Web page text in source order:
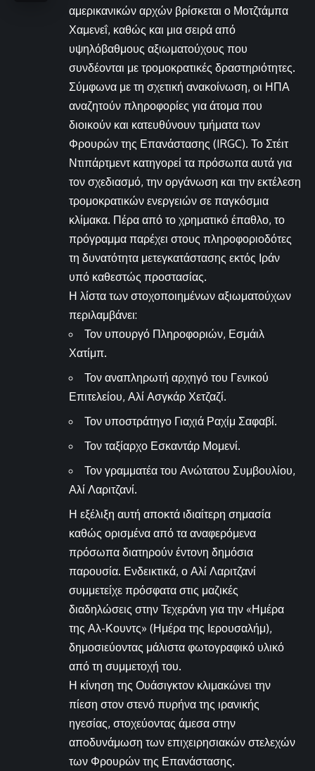
αμερικανικών αρχών βρίσκεται ο Μοτζτάμπα
Χαμενεΐ, καθώς και μια σειρά από
υψηλόβαθμους αξιωματούχους που
συνδέονται με τρομοκρατικές δραστηριότητες.
Σύμφωνα με τη σχετική ανακοίνωση, οι ΗΠΑ
αναζητούν πληροφορίες για άτομα που
διοικούν και κατευθύνουν τμήματα των
Φρουρών της Επανάστασης (IRGC). Το Στέιτ
Ντιπάρτμεντ κατηγορεί τα πρόσωπα αυτά για
τον σχεδιασμό, την οργάνωση και την εκτέλεση
τρομοκρατικών ενεργειών σε παγκόσμια
κλίμακα. Πέρα από το χρηματικό έπαθλο, το
πρόγραμμα παρέχει στους πληροφοριοδότες
τη δυνατότητα μετεγκατάστασης εκτός Ιράν
υπό καθεστώς προστασίας.
Η λίστα των στοχοποιημένων αξιωματούχων
περιλαμβάνει:
Τον υπουργό Πληροφοριών, Εσμάιλ
Χατίμπ.
Τον αναπληρωτή αρχηγό του Γενικού
Επιτελείου, Αλί Ασγκάρ Χετζαζί.
Τον υποστράτηγο Γιαχιά Ραχίμ Σαφαβί.
Τον ταξίαρχο Εσκαντάρ Μομενί.
Τον γραμματέα του Ανώτατου Συμβουλίου,
Αλί Λαριτζανί.
Η εξέλιξη αυτή αποκτά ιδιαίτερη σημασία
καθώς ορισμένα από τα αναφερόμενα
πρόσωπα διατηρούν έντονη δημόσια
παρουσία. Ενδεικτικά, ο Αλί Λαριτζανί
συμμετείχε πρόσφατα στις μαζικές
διαδηλώσεις στην Τεχεράνη για την «Ημέρα
της Αλ-Κουντς» (Ημέρα της Ιερουσαλήμ),
δημοσιεύοντας μάλιστα φωτογραφικό υλικό
από τη συμμετοχή του.
Η κίνηση της Ουάσιγκτον κλιμακώνει την
πίεση στον στενό πυρήνα της ιρανικής
ηγεσίας, στοχεύοντας άμεσα στην
αποδυνάμωση των επιχειρησιακών στελεχών
των Φρουρών της Επανάστασης.